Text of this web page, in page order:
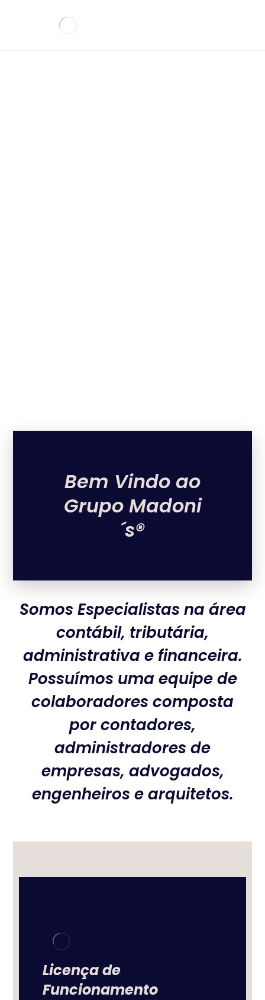
Bem Vindo ao
Grupo Madoni
´s®
Somos Especialistas na área
contábil, tributária,
administrativa e financeira.
Possuímos uma equipe de
colaboradores composta
por contadores,
administradores de
empresas, advogados,
engenheiros e arquitetos.
Licença de
Funcionamento